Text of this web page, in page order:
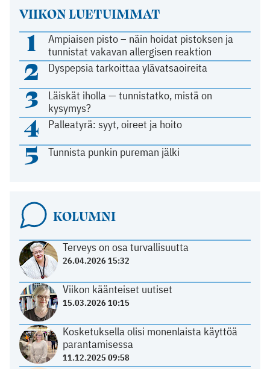
VIIKON LUETUIMMAT
1
Ampiaisen pisto – näin hoidat pistoksen ja
tunnistat vakavan allergisen reaktion
2 Dyspepsia tarkoittaa ylävatsaoireita
3
Läiskät iholla — tunnistatko, mistä on
kysymys?
4 Palleatyrä: syyt, oireet ja hoito
5 Tunnista punkin pureman jälki
KOLUMNI
Terveys on osa turvallisuutta
26.04.2026 15:32
Viikon käänteiset uutiset
15.03.2026 10:15
Kosketuksella olisi monenlaista käyttöä
parantamisessa
11.12.2025 09:58